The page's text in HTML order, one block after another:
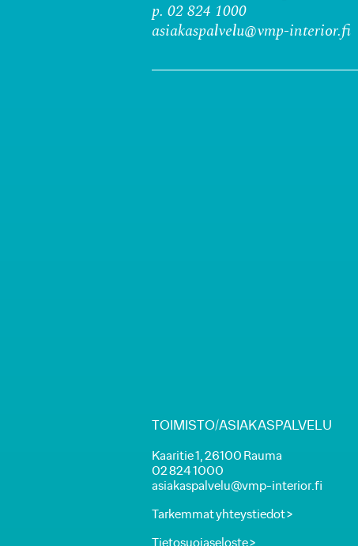
p. 02 824 1000
asiakaspalvelu@vmp-interior.fi
TOIMISTO/ASIAKASPALVELU
Kaaritie 1, 26100 Rauma
02 824 1000
asiakaspalvelu@vmp-interior.fi
Tarkemmat yhteystiedot >
Tietosuojaseloste >